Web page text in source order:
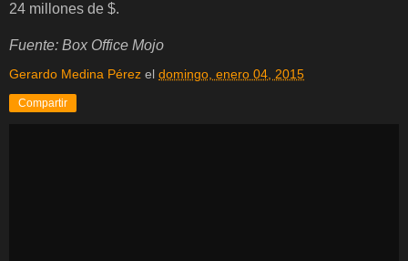
24 millones de $.
Fuente: Box Office Mojo
Gerardo Medina Pérez el domingo, enero 04, 2015
Compartir